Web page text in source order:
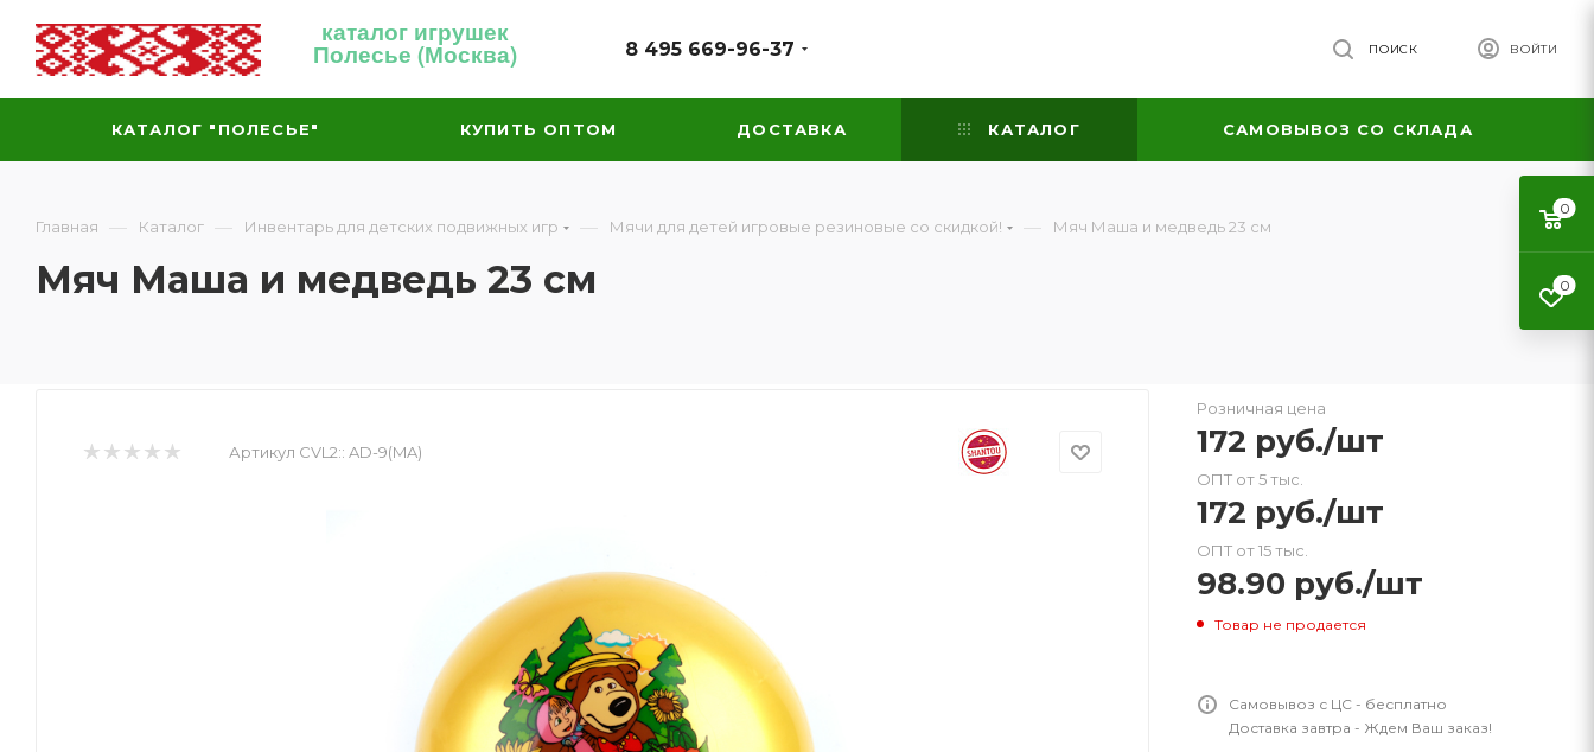
каталог игрушек
Полесье (Москва) 8 495 669-96-37 ВОЙТИ
ПОИСК
КАТАЛОГ "ПОЛЕСЬЕ" КУПИТЬ ОПТОМ ДОСТАВКА КАТАЛОГ САМОВЫВОЗ СО СКЛАДА
Главная — Каталог — Инвентарь для детских подвижных игр — Мячи для детей игровые резиновые со скидкой! — Мяч Маша и медведь 23 см
Мяч Маша и медведь 23 см
Артикул CVL2:: AD-9(MA)
Розничная цена
172 руб./шт
ОПТ от 5 тыс.
172 руб./шт
ОПТ от 15 тыс.
98.90 руб./шт
Товар не продается
Самовывоз с ЦС - бесплатно
Доставка завтра - Ждем Ваш заказ!
0
0